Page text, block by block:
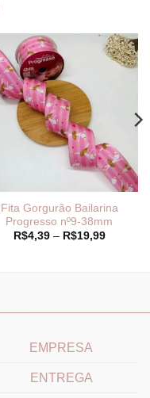
Fita Gorgurão Bailarina
Progresso nº9-38mm
R$4,39 – R$19,99Faixa
EMPRESA
ENTREGA